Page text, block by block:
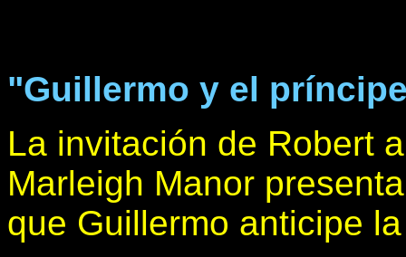
"Guillermo y el
La invitación de Robert
Marleigh Manor
que Guillermo anticipe